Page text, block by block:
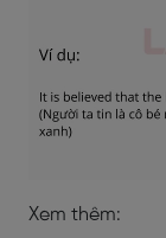
Xem thêm: